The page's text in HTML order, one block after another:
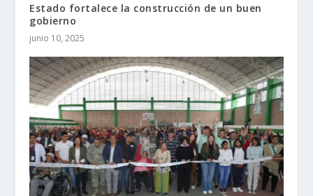
Estado fortalece la construcción de un buen
gobierno
junio 10, 2025